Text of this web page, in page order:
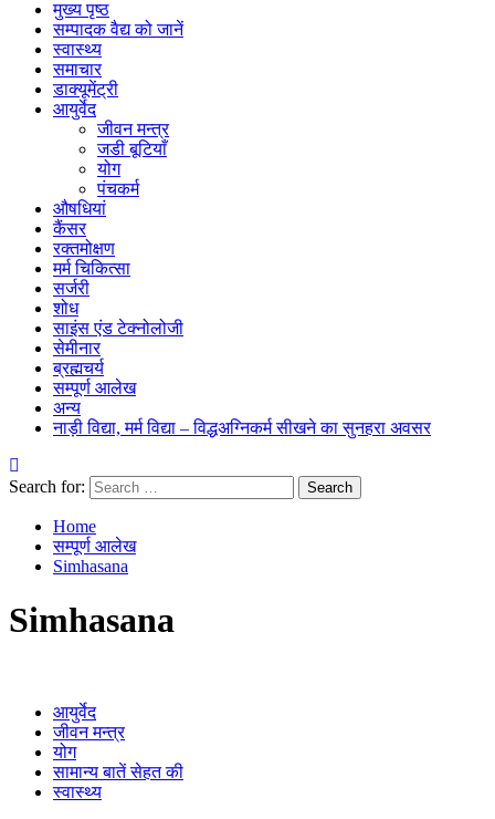
मुख्य पृष्ठ
सम्पादक वैद्य को जानें
स्वास्थ्य
समाचार
डाक्यूमेंट्री
आयुर्वेद
जीवन मन्त्र
जडी बूटियाँ
योग
पंचकर्म
औषधियां
कैंसर
रक्तमोक्षण
मर्म चिकित्सा
सर्जरी
शोध
साइंस एंड टेक्नोलोजी
सेमीनार
ब्रह्मचर्य
सम्पूर्ण आलेख
अन्य
नाड़ी विद्या, मर्म विद्या – विद्धअग्निकर्म सीखने का सुनहरा अवसर
Search for:
Home
सम्पूर्ण आलेख
Simhasana
Simhasana
आयुर्वेद
जीवन मन्त्र
योग
सामान्य बातें सेहत की
स्वास्थ्य